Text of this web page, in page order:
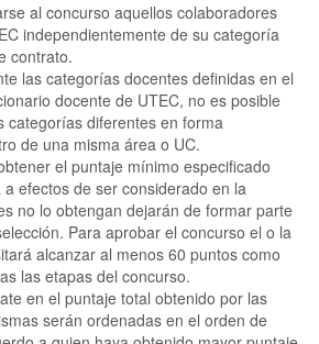
al concurso aquellos colaboradores
independientemente de su categoría
contrato.
las categorías docentes definidas en el
docente de UTEC, no es posible
categorías diferentes en forma
de una misma área o UC.
el puntaje mínimo especificado
efectos de ser considerado en la
no lo obtengan dejarán de formar parte
Para aprobar el concurso el o la
alcanzar al menos 60 puntos como
las etapas del concurso.
en el puntaje total obtenido por las
serán ordenadas en el orden de